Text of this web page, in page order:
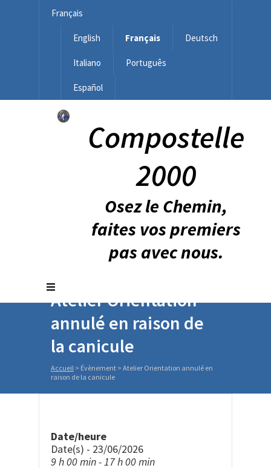
Français
English Français Deutsch
Italiano Português
Español
Compostelle
2000
Osez le Chemin,
faites vos premiers
pas avec nous.
Atelier Orientation
annulé en raison de
la canicule
Accueil > Évènement > Atelier Orientation annulé en
raison de la canicule
Date/heure
Date(s) - 23/06/2026
9 h 00 min - 17 h 00 min